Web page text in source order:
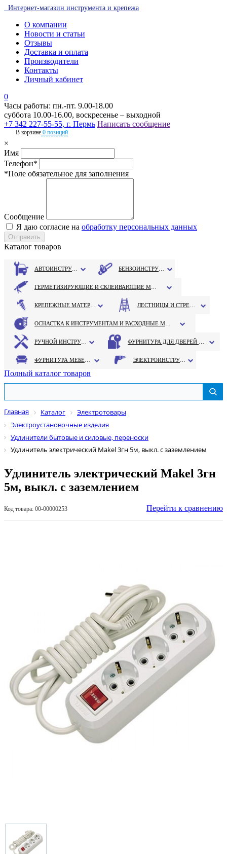
Интернет-магазин инструмента и крепежа
О компании
Новости и статьи
Отзывы
Доставка и оплата
Производители
Контакты
Личный кабинет
0
Часы работы: пн.-пт. 9.00-18.00
суббота 10.00-16.00, воскресенье – выходной
+7 342 227-55-55, г. Пермь Написать сообщение
В корзине 0 позиций
×
Имя
Телефон*
*Поле обязательное для заполнения
Сообщение
Я даю согласие на обработку персональных данных
Каталог товаров
Полный каталог товаров
Главная Каталог
Электротовары
Электроустановочные изделия
Удлинители бытовые и силовые, переноски
Удлинитель электрический Makel 3гн 5м, выкл. с заземлением
Удлинитель электрический Makel 3гн
5м, выкл. с заземлением
Код товара: 00-00000253 Перейти к сравнению